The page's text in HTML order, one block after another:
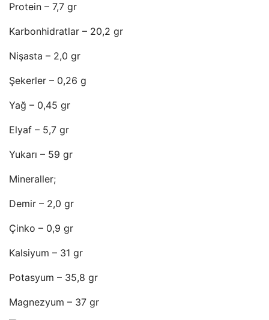
Protein – 7,7 gr
Karbonhidratlar – 20,2 gr
Nişasta – 2,0 gr
Şekerler – 0,26 g
Yağ – 0,45 gr
Elyaf – 5,7 gr
Yukarı – 59 gr
Mineraller;
Demir – 2,0 gr
Çinko – 0,9 gr
Kalsiyum – 31 gr
Potasyum – 35,8 gr
Magnezyum – 37 gr